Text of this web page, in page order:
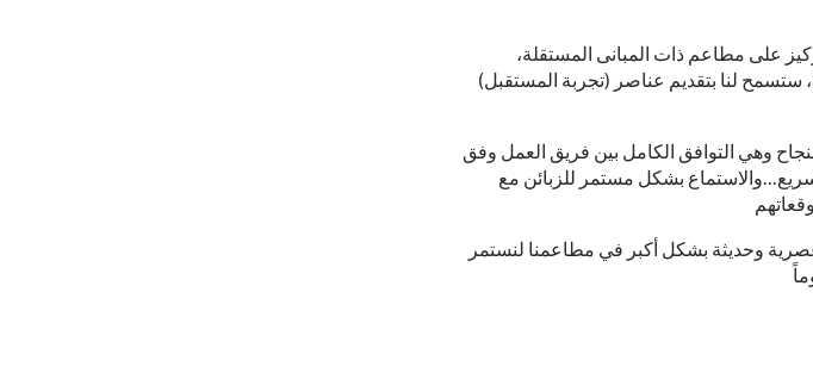
على مطاعم ذات المبانى المستقلة،
لنا بتقديم عناصر (تجربة المستقبل)
وهي التوافق الكامل بين فريق العمل وفق
بشكل مستمر للزبائن مع
وحديثة بشكل أكبر في مطاعمنا لنستمر